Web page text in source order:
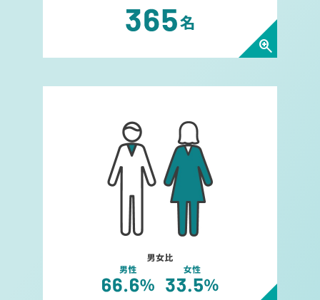
zoom_in
男女比についてダイアログを